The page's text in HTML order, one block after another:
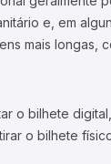
e, em
mais longas,
o bilhete
o bilhete